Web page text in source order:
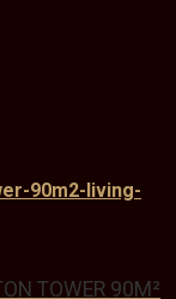
TOWER 90M²